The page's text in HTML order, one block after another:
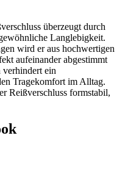
überzeugt durch
Langlebigkeit.
wird er aus hochwertigen
aufeinander abgestimmt
ein
Tragekomfort im Alltag.
Reißverschluss formstabil,